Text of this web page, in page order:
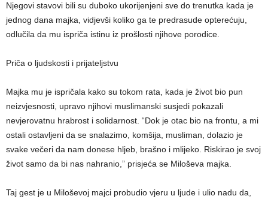
Njegovi stavovi bili su duboko ukorijenjeni sve do trenutka kada je
jednog dana majka, vidjevši koliko ga te predrasude opterećuju,
odlučila da mu ispriča istinu iz prošlosti njihove porodice.
Priča o ljudskosti i prijateljstvu
Majka mu je ispričala kako su tokom rata, kada je život bio pun
neizvjesnosti, upravo njihovi muslimanski susjedi pokazali
nevjerovatnu hrabrost i solidarnost. “Dok je otac bio na frontu, a mi
ostali ostavljeni da se snalazimo, komšija, musliman, dolazio je
svake večeri da nam donese hljeb, brašno i mlijeko. Riskirao je svoj
život samo da bi nas nahranio,” prisjeća se Miloševa majka.
Taj gest je u Miloševoj majci probudio vjeru u ljude i ulio nadu da,